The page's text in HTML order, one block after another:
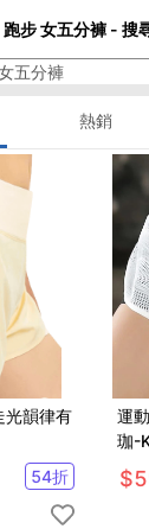
跑步 女五分褲 - 搜
五分褲
熱銷
光韻律有
54折
運
珈-
$